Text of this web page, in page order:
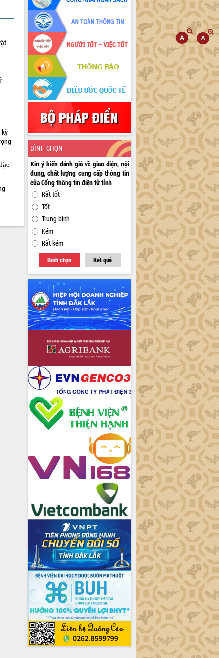
kỹ
BÌNH CHỌN
Xin ý kiến đánh giá về giao diện, nội
dung, chất lượng cung cấp thông tin
của Cổng thông tin điện tử tỉnh
Rất tốt
Tốt
Trung bình
Kém
Rất kém
Bình chọn Kết quả